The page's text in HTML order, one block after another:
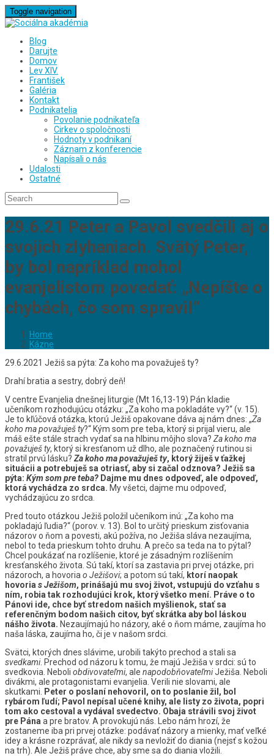
Toggle navigation
Blog
Darujte
Domov
Lev XIV.
František
Galéria
Kontakt
Podnikatelia
Povolanie podnikateľa
Cirkev o spoločnosti
Hodnoty v podnikaní
Záznam z konferencie
Napísali o nás
Udalosti
Ostatné
29.6.21 Peter a Pavol svedčili aj o
svojich zlyhaniach. Svätý Peter,
by bol napríklad mohol
evanjelistom povedať: „Nepíšte o
chybách, čo som spravil“
Home
Kázne
29.6.2021 Ježiš sa pýta: Za koho ma považuješ ty?
Drahí bratia a sestry, dobrý deň!
V centre Evanjelia dnešnej liturgie (Mt 16,13-19) Pán kladie
učeníkom rozhodujúcu otázku: „Za koho ma pokladáte vy?“ (v. 15).
Je to kľúčová otázka, ktorú Ježiš opakovane dáva aj nám dnes: „Za
koho ma považuješ ty?“ Kým som pre teba, ktorý si prijal vieru, ale
máš ešte stále strach vydať sa na hlbinu môjho slova? Za koho ma
považuješ ty, ktorý si kresťanom už dlho, ale poznačený rutinou si
stratil prvú lásku? Za koho ma považuješ ty, ktorý žiješ v ťažkej
situácii a potrebuješ sa otriasť, aby si začal odznova? Ježiš sa
pýta: Kým som pre teba? Dajme mu dnes odpoveď, ale odpoveď,
ktorá vychádza zo srdca. My všetci, dajme mu odpoveď,
vychádzajúcu zo srdca.
Pred touto otázkou Ježiš položil učeníkom inú: „Za koho ma
pokladajú ľudia?“ (porov. v. 13). Bol to určitý prieskum zisťovania
názorov o ňom a povesti, akú požíva, no Ježiša sláva nezaujíma,
nebol to teda prieskum tohto druhu. A prečo sa teda na to pýtal?
Chcel poukázať na rozlíšenie, ktoré je zásadným rozlíšením
kresťanského života. Sú takí, ktorí sa zastavia pri prvej otázke, pri
názoroch, a hovoria o Ježišovi; a potom sú takí, ktorí naopak
hovoria s Ježišom, prinášajú mu svoj život, vstupujú do vzťahu s
ním, robia tak rozhodujúci krok, ktorý všetko mení. Práve o to
Pánovi ide, chce byť stredom našich myšlienok, stať sa
referenčným bodom našich citov, byť skrátka aby bol láskou
nášho života. Nezaujímajú ho názory, aké o ňom máme, zaujíma ho
naša láska, zaujíma ho, či je v našom srdci.
Svätci, ktorých dnes slávime, urobili takýto prechod a stali sa
svedkami. Prechod od názoru k tomu, že majú Ježiša v srdci: sú to
svedkovia. Neboli obdivovateľmi, ale napodobňovateľmiJežiša. Neboli
divákmi, ale protagonistami evanjelia. Verili nie slovami, ale
skutkami. Peter o poslaní nehovoril, on to poslanie žil, bol
rybárom ľudí; Pavol nepísal učené knihy, ale listy zo života, popri
tom ako cestoval a vydával svedectvo. Obaja strávili svoj život
pre Pána a pre bratov. A provokujú nás. Lebo nám hrozí, že
zostaneme iba pri prvej otázke: podávať názory a mienky, mať veľké
idey a krásne rozprávať, ale nikdy sa nevložiť do diania (nejsť s kožou
na trh). Ale Ježiš práve chce, aby sme sa do diania vložili.